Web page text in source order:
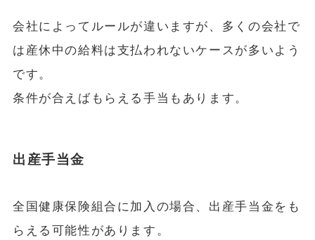
会社によってルールが違いますが、多くの会社で
は産休中の給料は支払われないケースが多いよう
です。
条件が合えばもらえる手当もあります。
出産手当金
全国健康保険組合に加入の場合、出産手当金をも
らえる可能性があります。